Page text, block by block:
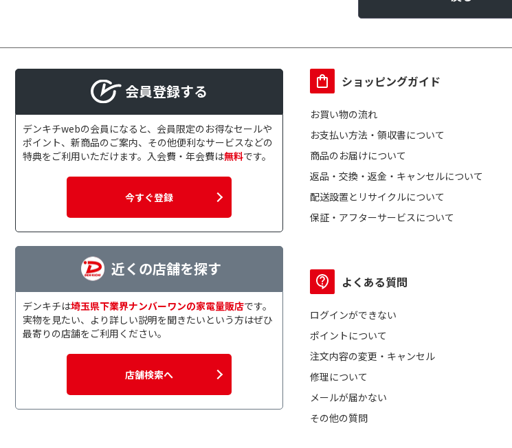
会員登録する
デンキチwebの会員になると、会員限定のお得なセールや
ポイント、新商品のご案内、その他便利なサービスなどの
特典をご利用いただけます。入会費・年会費は無料です。
今すぐ登録
近くの店舗を探す
デンキチは埼玉県下業界ナンバーワンの家電量販店です。
実物を見たい、より詳しい説明を聞きたいという方はぜひ
最寄りの店舗をご利用ください。
店舗検索へ
ショッピングガイド
お買い物の流れ
お支払い方法・領収書について
商品のお届けについて
返品・交換・返金・キャンセルについて
配送設置とリサイクルについて
保証・アフターサービスについて
よくある質問
ログインができない
ポイントについて
注文内容の変更・キャンセル
修理について
メールが届かない
その他の質問